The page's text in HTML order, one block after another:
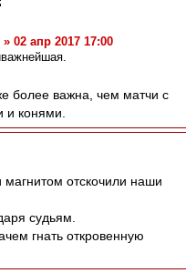
02 апр 2017 17:00
более важна, чем матчи с
конями.
магнитом отскочили наши
судьям.
гнать откровенную